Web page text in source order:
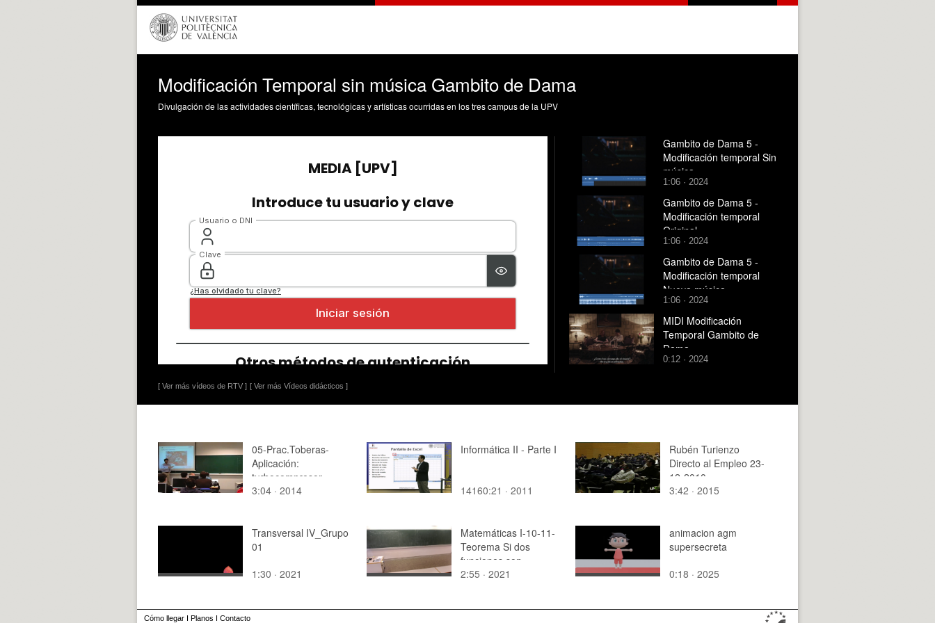
Modificación Temporal sin música Gambito de Dama
Divulgación de las actividades científicas, tecnológicas y artísticas ocurridas en los tres campus de la UPV
[ Ver más vídeos de RTV ] [ Ver más Vídeos didácticos ]
Gambito de Dama 5 -
Modificación temporal Sin
música
1:06 · 2024
Gambito de Dama 5 -
Modificación temporal
Original
1:06 · 2024
Gambito de Dama 5 -
Modificación temporal
Nueva música
1:06 · 2024
MIDI Modificación
Temporal Gambito de
Dama
0:12 · 2024
05-Prac.Toberas-
Aplicación:
turbocompresor
3:04 · 2014
Informática II - Parte I
14160:21 · 2011
Rubén Turienzo
Directo al Empleo 23-
12-2010
3:42 · 2015
Transversal IV_Grupo
01
1:30 · 2021
Matemáticas I-10-11-
Teorema Si dos
funciones son
continuas su
2:55 · 2021
animacion agm
supersecreta
0:18 · 2025
Cómo llegar I Planos I Contacto